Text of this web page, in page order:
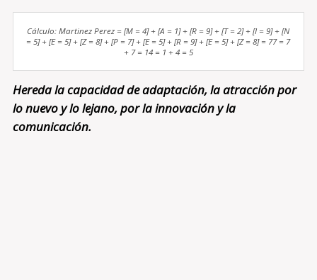
Cálculo: Martinez Perez = [M = 4] + [A = 1] + [R = 9] + [T = 2] + [I = 9] + [N
= 5] + [E = 5] + [Z = 8] + [P = 7] + [E = 5] + [R = 9] + [E = 5] + [Z = 8] = 77 = 7
+ 7 = 14 = 1 + 4 = 5
Hereda la capacidad de adaptación, la atracción por
lo nuevo y lo lejano, por la innovación y la
comunicación.